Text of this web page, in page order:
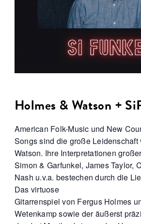
Holmes & Watson +
American Folk-Music und New
Songs sind die große Leidenschaft
Watson. Ihre Interpretationen
Simon & Garfunkel, James Taylor,
Nash u.v.a. bestechen durch die
Das virtuose
Gitarrenspiel von Fergus Holmes
Wetenkamp sowie der äußerst